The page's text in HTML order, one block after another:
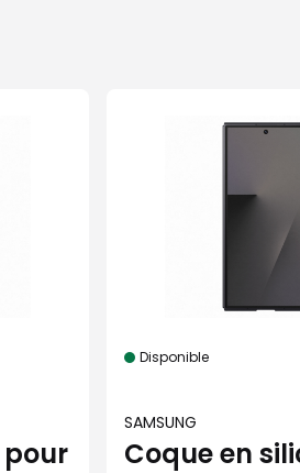
Disponible
SAMSUNG
Coque en